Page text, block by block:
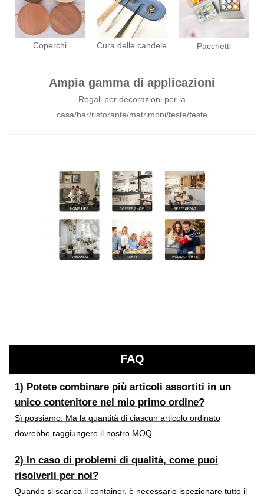
Coperchi Cura delle candele Pacchetti
Ampia gamma di applicazioni
Regali per decorazioni per la
casa/bar/ristorante/matrimoni/feste/feste
FAQ
1) Potete combinare più articoli assortiti in un
unico contenitore nel mio primo ordine?
Sì possiamo. Ma la quantità di ciascun articolo ordinato
dovrebbe raggiungere il nostro MOQ.
2) In caso di problemi di qualità, come puoi
risolverli per noi?
Quando si scarica il container, è necessario ispezionare tutto il